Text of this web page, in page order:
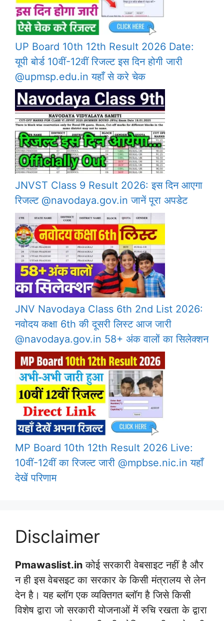
UP Board 10th 12th Result 2026 Date:
यूपी बोर्ड 10वीं-12वीं रिजल्ट इस दिन होगी जारी
@upmsp.edu.in यहाँ से करे चेक
JNVST Class 9 Result 2026: इस दिन आएगा
रिजल्ट @navodaya.gov.in जानें पूरा अपडेट
JNV Navodaya Class 6th 2nd List 2026:
नवोदय कक्षा 6th की दूसरी लिस्ट आज जारी
@navodaya.gov.in 58+ अंक वालों का सिलेक्शन
MP Board 10th 12th Result 2026 Live:
10वीं-12वीं का रिजल्ट जारी @mpbse.nic.in यहाँ
देखें परिणाम
Disclaimer
Pmawaslist.in कोई सरकारी वेबसाइट नहीं है और
न ही इस वेबसइट का सरकार के किसी मंत्रालय से लेन
देन है। यह ब्लॉग एक व्यक्तिगत ब्लॉग है जिसे किसी
विशेष द्वारा जो सरकारी योजनाओं में रुचि रखता के द्वारा